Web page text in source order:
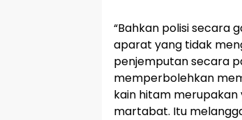
“Bahkan polisi secara
aparat yang tidak
penjemputan secara
memperbolehkan
kain hitam
martabat. Itu